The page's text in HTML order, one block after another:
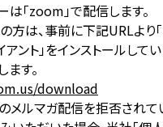
「zoom」で配信します。
は、事前に下記URLより
ント」をインストールして
す。
download
メルマガ配信を拒否されて